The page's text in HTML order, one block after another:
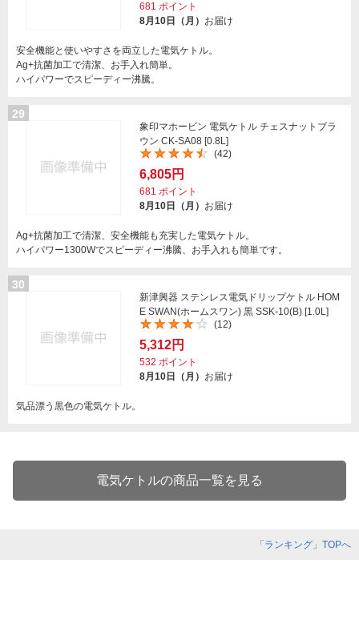
681 ポイント
8月10日（月） お届け
安全機能と使いやすさを両立した電気ケトル。
Ag+抗菌加工で清潔、お手入れ簡単。
ハイパワーでスピーディー沸騰。
29
象印マホービン 電気ケトル チェスナットブラ
ウン CK-SA08 [0.8L]
(42)
6,805円
681 ポイント
8月10日（月） お届け
Ag+抗菌加工で清潔、安全機能も充実した電気ケトル。
ハイパワー1300Wでスピーディー沸騰、お手入れも簡単です。
30
新津興器 ステンレス電気ドリップケトル HOM
E SWAN(ホームスワン) 黒 SSK-10(B) [1.0L]
(12)
5,312円
532 ポイント
8月10日（月） お届け
気品漂う黒色の電気ケトル。
電気ケトルの商品一覧を見る
「ランキング」TOPへ